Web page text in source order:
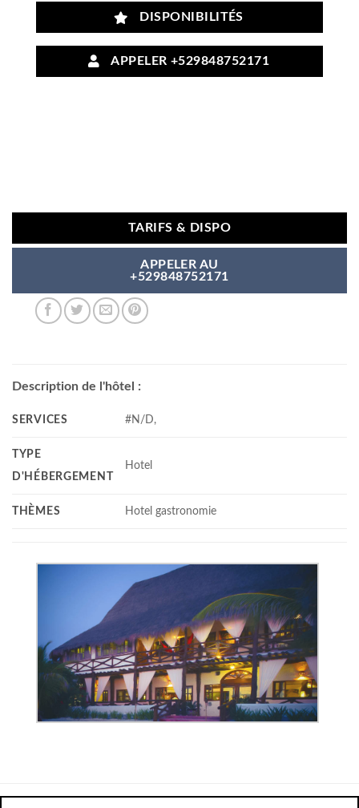
DISPONIBILITÉS
APPELER +529848752171
TARIFS & DISPO
APPELER AU
+529848752171
Description de l'hôtel :
SERVICES #N/D,
TYPE
D'HÉBERGEMENT
Hotel
THÈMES Hotel gastronomie